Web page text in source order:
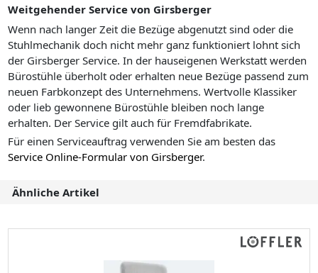
Weitgehender Service von Girsberger
Wenn nach langer Zeit die Bezüge abgenutzt sind oder die
Stuhlmechanik doch nicht mehr ganz funktioniert lohnt sich
der Girsberger Service. In der hauseigenen Werkstatt werden
Bürostühle überholt oder erhalten neue Bezüge passend zum
neuen Farbkonzept des Unternehmens. Wertvolle Klassiker
oder lieb gewonnene Bürostühle bleiben noch lange
erhalten. Der Service gilt auch für Fremdfabrikate.
Für einen Serviceauftrag verwenden Sie am besten das
Service Online-Formular von Girsberger.
Ähnliche Artikel